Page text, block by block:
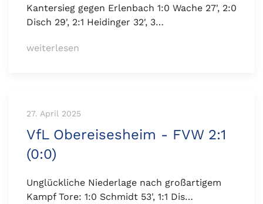
Kantersieg gegen Erlenbach 1:0 Wache 27', 2:0
Disch 29', 2:1 Heidinger 32', 3…
weiterlesen
27. April 2025
VfL Obereisesheim - FVW 2:1
(0:0)
Unglückliche Niederlage nach großartigem
Kampf Tore: 1:0 Schmidt 53', 1:1 Dis…